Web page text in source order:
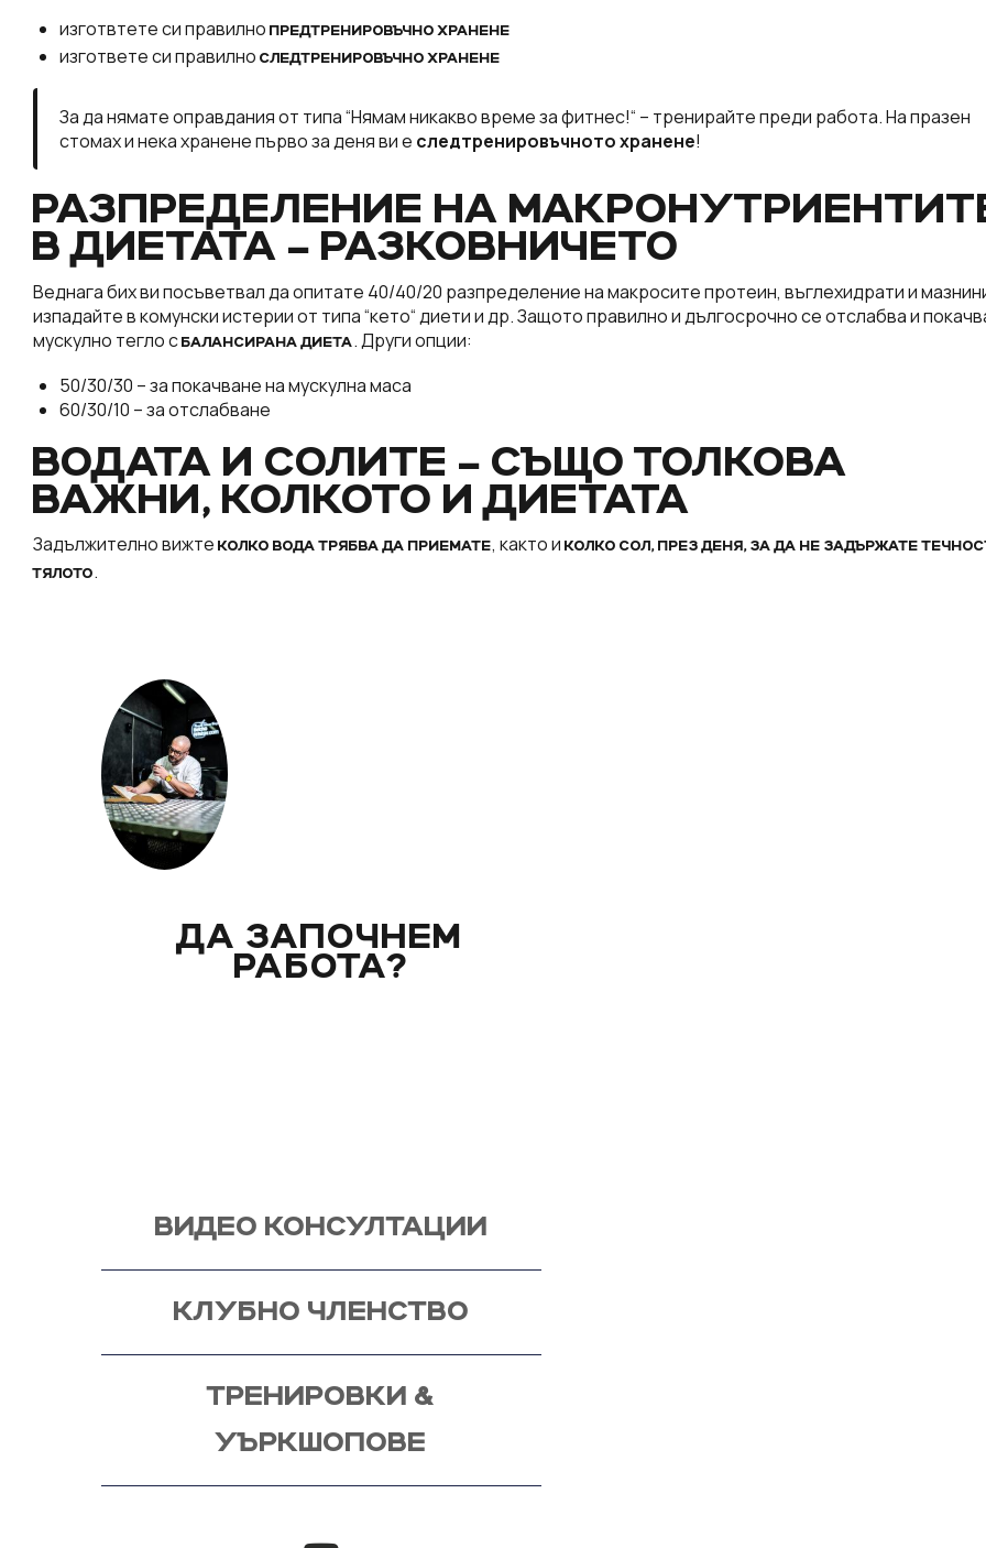
изготвтете си правилно ПРЕДТРЕНИРОВЪЧНО ХРАНЕНЕ
изгответе си правилно СЛЕДТРЕНИРОВЪЧНО ХРАНЕНЕ
За да нямате оправдания от типа “Нямам никакво време за фитнес!“ – тренирайте преди работа. На празен
стомах и нека хранене първо за деня ви е следтренировъчното хранене!
РАЗПРЕДЕЛЕНИЕ НА
В ДИЕТАТА – РАЗКОВНИЧЕТО
Веднага бих ви посъветвал да опитате 40/40/20 разпределение на макросите протеин, въглехидрати и
изпадайте в комунски истерии от типа “кето“ диети и др. Защото правилно и дългосрочно се отслабва и
мускулно тегло с БАЛАНСИРАНА ДИЕТА. Други опции:
50/30/30 – за покачване на мускулна маса
60/30/10 – за отслабване
ВОДАТА И СОЛИТЕ – СЪЩО ТОЛКОВА
ВАЖНИ, КОЛКОТО И ДИЕТАТА
Задължително вижте КОЛКО ВОДА ТРЯБВА ДА ПРИЕМАТЕ, както и КОЛКО СОЛ, ПРЕЗ ДЕНЯ, ЗА ДА НЕ ЗАДЪРЖАТЕ
ТЯЛОТО.
ДА ЗАПОЧНЕМ
РАБОТА?
ВИДЕО КОНСУЛТАЦИИ
КЛУБНО ЧЛЕНСТВО
ТРЕНИРОВКИ &
УЪРКШОПОВЕ